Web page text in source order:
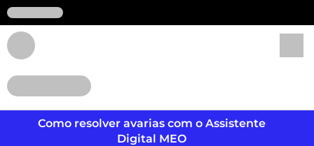
Como resolver avarias com o Assistente
Digital MEO